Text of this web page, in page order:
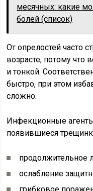
месячных: какие
болей (список)
От опрелостей
возрасте, потому что
и тонкой.
быстро, при этом
сложно.
Инфекционные
появившиеся
продолжительное
ослабление